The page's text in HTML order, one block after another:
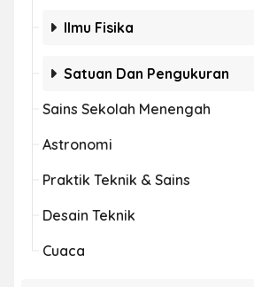
Ilmu Fisika
Satuan Dan Pengukuran
Sains Sekolah Menengah
Astronomi
Praktik Teknik & Sains
Desain Teknik
Cuaca